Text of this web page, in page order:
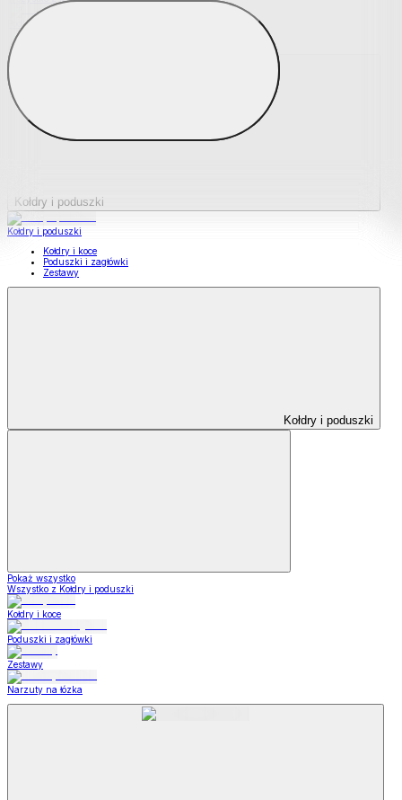
Podkładki na materace
Materace nawierzchniowe
Kołdry i poduszki
Kołdry i poduszki
Kołdry i koce
Poduszki i zagłówki
Zestawy
Kołdry i poduszki
Pokaż wszystko
Wszystko z Kołdry i poduszki
Kołdry i koce
Poduszki i zagłówki
Zestawy
Narzuty na łózka